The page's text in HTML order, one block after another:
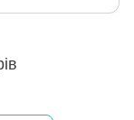
150 мл